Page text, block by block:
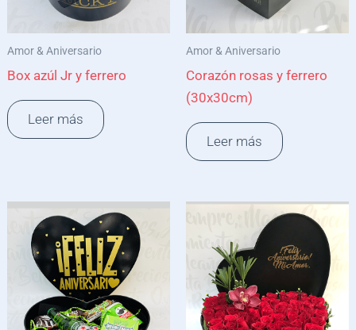
Amor & Aniversario
Box azúl Jr y ferrero
Leer más
Amor & Aniversario
Corazón rosas y ferrero
(30x30cm)
Leer más